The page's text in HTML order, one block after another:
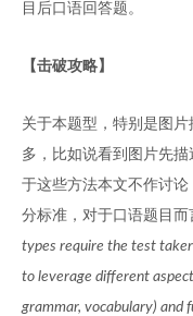
目后口语回答题。
【击破攻略】
关于本题型，特别是图
多，比如说看到图片先
于这些方法本文不作讨
分标准，对于口语题目
types require the test
to leverage different
grammar, vocabulary) and